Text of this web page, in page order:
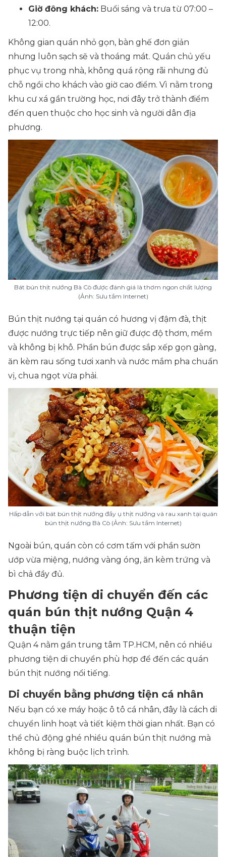
Giờ đông khách: Buổi sáng và trưa từ 07:00 –
12:00.
Không gian quán nhỏ gọn, bàn ghế đơn giản
nhưng luôn sạch sẽ và thoáng mát. Quán chủ yếu
phục vụ trong nhà, không quá rộng rãi nhưng đủ
chỗ ngồi cho khách vào giờ cao điểm. Vì nằm trong
khu cư xá gần trường học, nơi đây trở thành điểm
đến quen thuộc cho học sinh và người dân địa
phương.
Bát bún thịt nướng Bà Cò được đánh giá là thơm ngon chất lượng
(Ảnh: Sưu tầm Internet)
Bún thịt nướng tại quán có hương vị đậm đà, thịt
được nướng trực tiếp nên giữ được độ thơm, mềm
và không bị khô. Phần bún được sắp xếp gọn gàng,
ăn kèm rau sống tươi xanh và nước mắm pha chuẩn
vị, chua ngọt vừa phải.
Hấp dẫn với bát bún thịt nướng đầy ụ thịt nướng và rau xanh tại quán
bún thịt nướng Bà Cò (Ảnh: Sưu tầm Internet)
Ngoài bún, quán còn có cơm tấm với phần sườn
ướp vừa miệng, nướng vàng óng, ăn kèm trứng và
bì chả đầy đủ.
Phương tiện di chuyển đến các
quán bún thịt nướng Quận 4
thuận tiện
Quận 4 nằm gần trung tâm TP.HCM, nên có nhiều
phương tiện di chuyển phù hợp để đến các quán
bún thịt nướng nổi tiếng.
Di chuyển bằng phương tiện cá nhân
Nếu bạn có xe máy hoặc ô tô cá nhân, đây là cách di
chuyển linh hoạt và tiết kiệm thời gian nhất. Bạn có
thể chủ động ghé nhiều quán bún thịt nướng mà
không bị ràng buộc lịch trình.